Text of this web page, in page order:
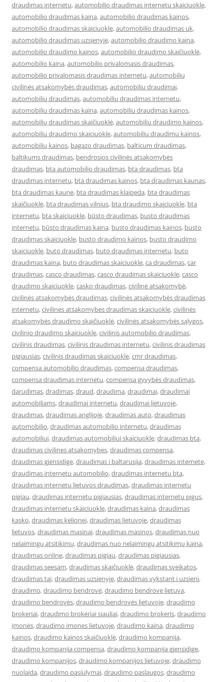
draudimas internetu,automobilio draudimas internetu skaiciuokle,
automobilio draudimas kaina,automobilio draudimas kainos,
automobilio draudimas skaiciuokle,automobilio draudimas uk,
automobilio draudimas uzsienyje,automobilio draudimo kaina,
automobilio draudimo kainos,automobilio draudimo skaičiuoklė,
automobilio kaina,automobilio privalomasis draudimas,
automobilio privalomasis draudimas internetu,automobilių
civilinės atsakomybės draudimas,automobiliu draudimai,
automobilių draudimas,automobilių draudimas internetu,
automobiliu draudimas kaina,automobiliu draudimas kainos,
automobilių draudimas skaičiuoklė,automobiliu draudimo kainos,
automobiliu draudimo skaiciuokle,automobiliu draudimu kainos,
automobilių kainos, bagazo draudimas, balticum draudimas,
baltikums draudimas, bendrosios civilinės atsakomybės
draudimas, bta automobilio draudimas, bta draudimas, bta
draudimas internetu, bta draudimas kainos, bta draudimas kaunas,
bta draudimas kaune, bta draudimas klaipeda, bta draudimas
skaičiuoklė, bta draudimas vilnius, bta draudimo skaiciuokle, bta
internetu, bta skaiciuokle, būsto draudimas, busto draudimas
internetu, būsto draudimas kaina, busto draudimas kainos, busto
draudimas skaiciuokle, busto draudimo kainos, busto draudimo
skaiciuokle, buto draudimas, buto draudimas internetu, buto
draudimas kaina, buto draudimas skaiciuokle,ca draudimas,car
draudimas,casco draudimas,casco draudimas skaiciuokle,casco
draudimo skaiciuokle,casko draudimas,civilinė atsakomybė,
civilinės atsakomybės draudimas,civilinės atsakomybės draudimas
internetu,civilines atsakomybes draudimas skaiciuokle,civilinės
atsakomybės draudimo skaičiuoklė,civilinės atsakomybės sąlygos,
civilinio draudimo skaiciuokle,civilinis automobilio draudimas,
civilinis draudimas,civilinis draudimas internetu,civilinis draudimas
pigiausias,civilinis draudimas skaiciuokle,cmr draudimas,
compensa automobilio draudimas,compensa draudimas,
compensa draudimas internetu,compensa gyvybės draudimas,
darudimas,dradimas,draud,draudima,draudimai,draudimai
automobiliams,draudimai internetu,draudimai lietuvoje,
draudimas,draudimas anglijoje,draudimas auto,draudimas
automobilio,draudimas automobilio internetu,draudimas
automobiliui,draudimas automobiliui skaiciuokle,draudimas bta,
draudimas civilines atsakomybes,draudimas compensa,
draudimas gjensidige,draudimas i baltarusija,draudimas internete,
draudimas internetu automobilio,draudimas internetu bta,
draudimas internetu lietuvos draudimas,draudimas internetu
pigiau,draudimas internetu pigiausias,draudimas internetu pigus,
draudimas internetu skaiciuokle,draudimas kaina,draudimas
kasko,draudimas kelionei,draudimas lietuvoje,draudimas
lietuvos,draudimas masinai,draudimas masinos,draudimas nuo
nelaimingų atsitikimų,draudimas nuo nelaimingų atsitikimų kaina,
draudimas online,draudimas pigiau,draudimas pigiausias,
draudimas seesam,draudimas skaičiuoklė,draudimas sveikatos,
draudimas tai,draudimas uzsienyje,draudimas vykstant i uzsieni,
draudimo,draudimo bendrovė,draudimo bendrove lietuva,
draudimo bendrovės,draudimo bendrovės lietuvoje,draudimo
brokeriai,draudimo brokeriai siauliai,draudimo brokeris,draudimo
įmonės,draudimo imones lietuvoje,draudimo kaina,draudimo
kainos,draudimo kainos skaičiuoklė,draudimo kompanija,
draudimo kompanija compensa,draudimo kompanija gjensidige,
draudimo kompanijos,draudimo kompanijos lietuvoje,draudimo
nuolaida,draudimo pasiulymai,draudimo paslaugos,draudimo